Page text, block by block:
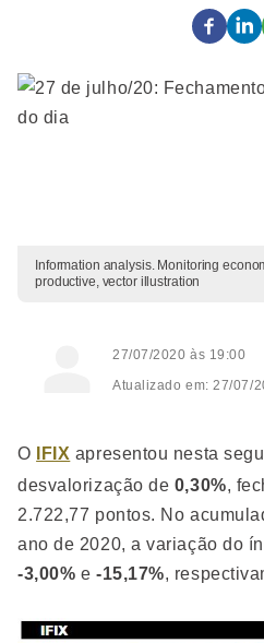
Information analysis. Monitoring
productive, vector illustration
27/07/2020 às 19:00
Atualizado em: 27/07/
O IFIX apresentou nesta
desvalorização de 0,30%,
2.722,77 pontos. No
ano de 2020, a variação do
-3,00% e -15,17%,